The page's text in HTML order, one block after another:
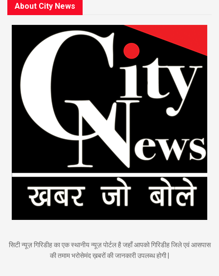
About City News
सिटी न्यूज़ गिरिडीह का एक स्थानीय न्यूज़ पोर्टल है जहाँ आपको गिरिडीह जिले एवं आसपास
की तमाम भरोसेमंद ख़बरों की जानकारी उपलब्ध होगी |